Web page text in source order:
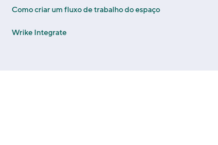
Como criar um fluxo de trabalho do espaço
Wrike Integrate